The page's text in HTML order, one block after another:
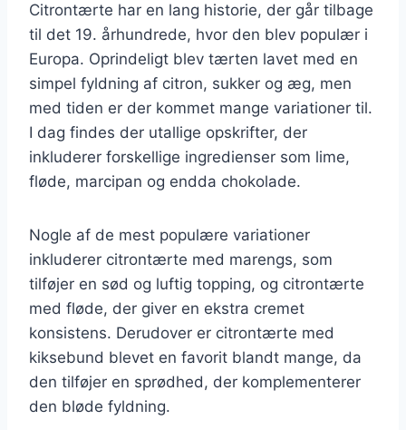
Citrontærte har en lang historie, der går tilbage
til det 19. århundrede, hvor den blev populær i
Europa. Oprindeligt blev tærten lavet med en
simpel fyldning af citron, sukker og æg, men
med tiden er der kommet mange variationer til.
I dag findes der utallige opskrifter, der
inkluderer forskellige ingredienser som lime,
fløde, marcipan og endda chokolade.
Nogle af de mest populære variationer
inkluderer citrontærte med marengs, som
tilføjer en sød og luftig topping, og citrontærte
med fløde, der giver en ekstra cremet
konsistens. Derudover er citrontærte med
kiksebund blevet en favorit blandt mange, da
den tilføjer en sprødhed, der komplementerer
den bløde fyldning.